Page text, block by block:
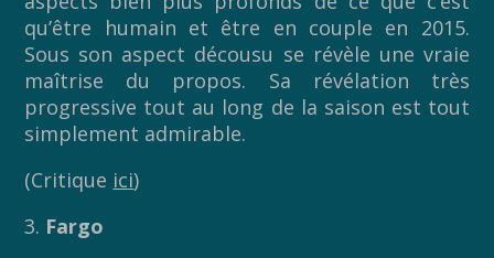
qu’être humain et être en couple en 2015.
Sous son aspect décousu se révèle une vraie
maîtrise du propos. Sa révélation très
progressive tout au long de la saison est tout
simplement admirable.
(Critique ici)
3. Fargo